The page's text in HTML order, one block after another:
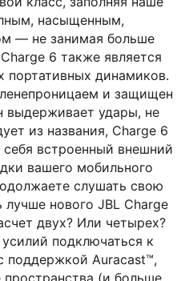
насыщенным,
— не занимая больше
6 также является
динамиков.
и защищен
выдерживает удары, не
из названия, Charge 6
встроенный внешний
вашего мобильного
слушать свою
нового JBL Charge
двух? Или четырех?
подключаться к
поддержкой Auracast™,
(и больше